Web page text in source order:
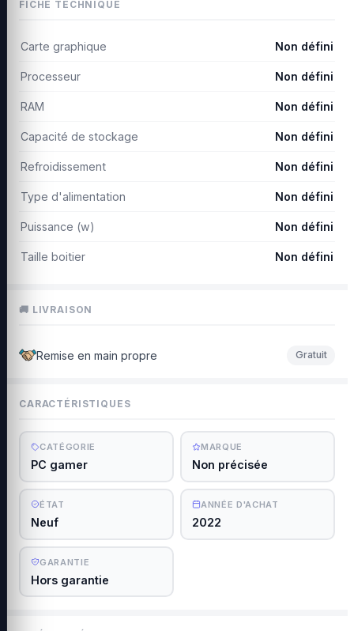
CARACTÉRISTIQUES
CATÉGORIE
PC gamer
MARQUE
Non précisée
ÉTAT
Neuf
ANNÉE D'ACHAT
2022
GARANTIE
Hors garantie
FICHE TECHNIQUE
Carte graphique Non défini
Processeur Non défini
RAM Non défini
Capacité de stockage Non défini
Refroidissement Non défini
Type d'alimentation Non défini
Puissance (w) Non défini
Taille boitier Non défini
🚚 LIVRAISON
Remise en main propre Gratuit